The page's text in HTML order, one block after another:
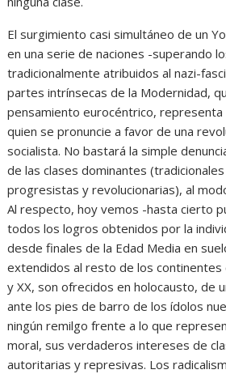
El surgimiento casi simultáneo de un
en una serie de naciones -superando
tradicionalmente atribuidos al nazi-
partes intrínsecas de la Modernidad,
pensamiento eurocéntrico,
quien se pronuncie a favor de una
socialista. No bastará la simple
de las clases dominantes
progresistas y revolucionarias), al
Al respecto, hoy vemos -hasta cierto
todos los logros obtenidos por la
desde finales de la Edad Media en
extendidos al resto de los continentes
y XX, son ofrecidos en holocausto, de
ante los pies de barro de los ídolos
ningún remilgo frente a lo que
moral, sus verdaderos intereses de
autoritarias y represivas. Los